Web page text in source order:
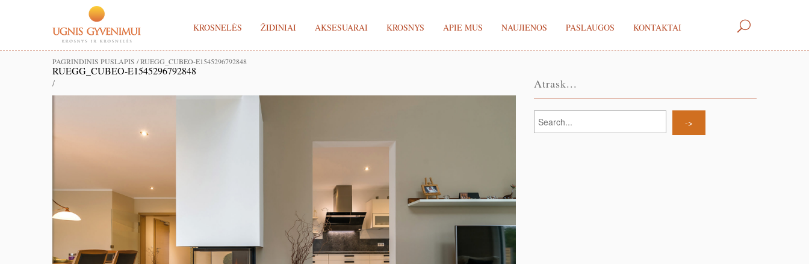
KROSNELĖS ŽIDINIAI AKSESUARAI KROSNYS APIE MUS NAUJIENOS PASLAUGOS KONTAKTAI
PAGRINDINIS PUSLAPIS /RUEGG_CUBEO-E1545296792848
RUEGG_CUBEO-E1545296792848
/ Atrask...